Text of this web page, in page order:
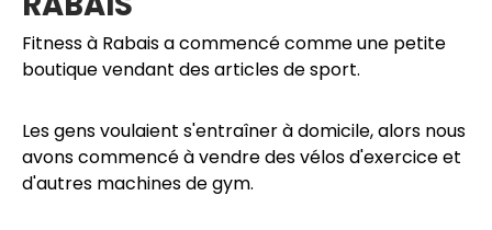
Fitness à Rabais a commencé comme une petite
boutique vendant des articles de sport.
Les gens voulaient s'entraîner à domicile, alors nous
avons commencé à vendre des vélos d'exercice et
d'autres machines de gym.